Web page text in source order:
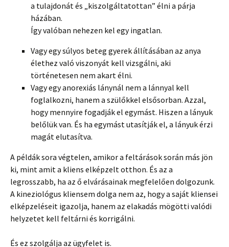
a tulajdonát és „kiszolgáltatottan” élni a párja
házában.
Így valóban nehezen kel egy ingatlan.
Vagy egy súlyos beteg gyerek állításában az anya
élethez való viszonyát kell vizsgálni, aki
történetesen nem akart élni.
Vagy egy anorexiás lánynál nem a lánnyal kell
foglalkozni, hanem a szülőkkel elsősorban. Azzal,
hogy mennyire fogadják el egymást. Hiszen a lányuk
belőlük van. És ha egymást utasítják el, a lányuk érzi
magát elutasítva.
A példák sora végtelen, amikor a feltárások során más jön
ki, mint amit a kliens elképzelt otthon. És az a
legrosszabb, ha az ő elvárásainak megfelelően dolgozunk.
A kineziológus kliensem dolga nem az, hogy a saját kliensei
elképzeléseit igazolja, hanem az elakadás mögötti valódi
helyzetet kell feltárni és korrigálni.
És ez szolgálja az ügyfelet is.